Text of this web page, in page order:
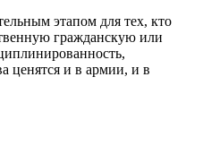
этапом для тех, кто
гражданскую или
ценятся и в армии, и в